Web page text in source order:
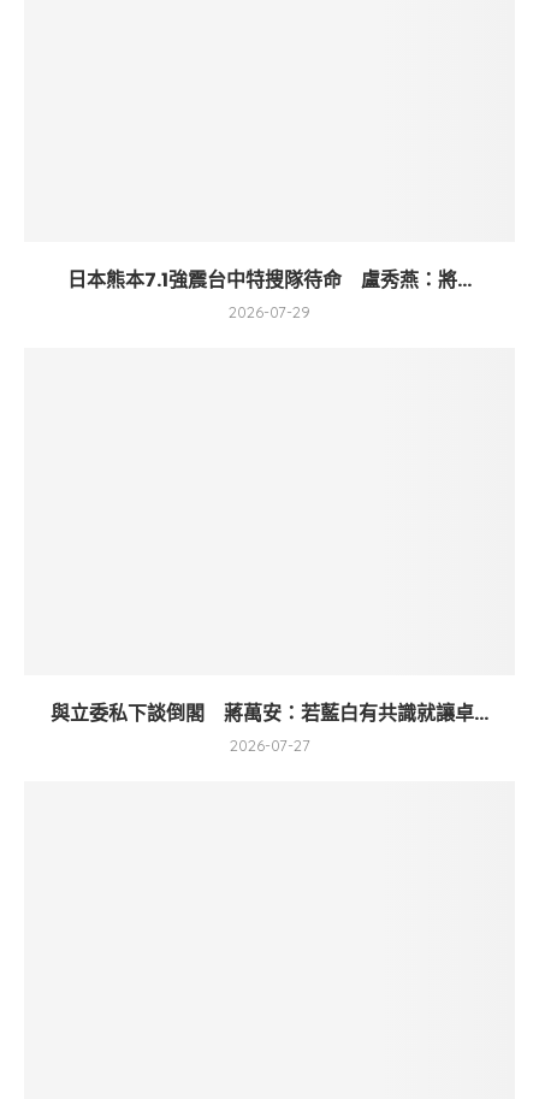
日本熊本7.1強震台中特搜隊待命 盧秀燕：將...
2026-07-29
與立委私下談倒閣 蔣萬安：若藍白有共識就讓卓...
2026-07-27